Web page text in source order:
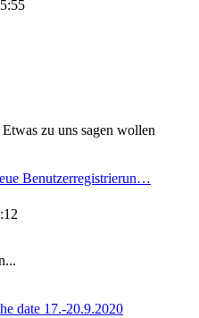
zu uns sagen wollen
Benutzerregistrierun…
date 17.-20.9.2020